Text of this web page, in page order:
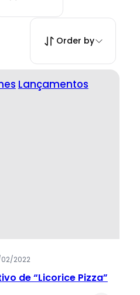
Order by
Lançamentos
2022
de “Licorice Pizza”